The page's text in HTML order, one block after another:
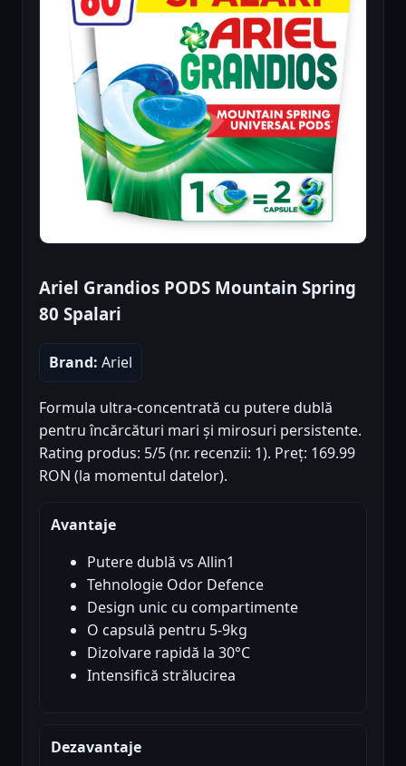
Ariel Grandios PODS Mountain Spring
80 Spalari
Brand: Ariel
Formula ultra-concentrată cu putere dublă
pentru încărcături mari și mirosuri persistente.
Rating produs: 5/5 (nr. recenzii: 1). Preț: 169.99
RON (la momentul datelor).
Avantaje
Putere dublă vs Allin1
Tehnologie Odor Defence
Design unic cu compartimente
O capsulă pentru 5-9kg
Dizolvare rapidă la 30°C
Intensifică strălucirea
Dezavantaje